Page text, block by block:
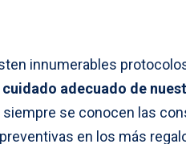
innumerables
cuidado adecuado de
siempre se conocen las
en los más